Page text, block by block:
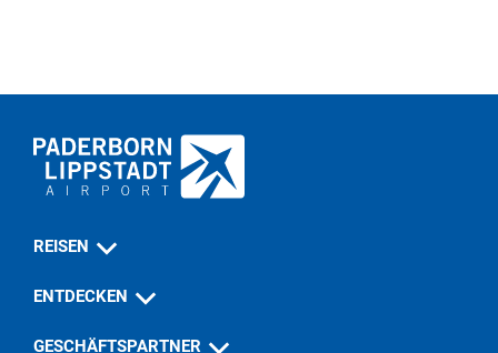
REISEN
ENTDECKEN
GESCHÄFTSPARTNER